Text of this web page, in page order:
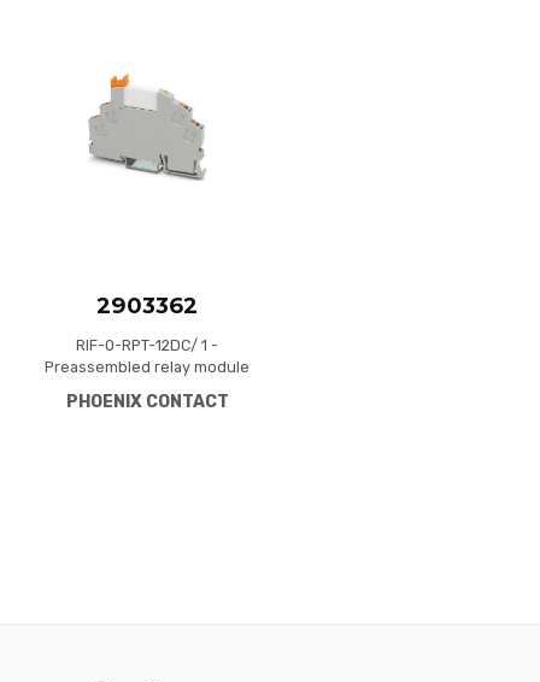
2903362
RIF-0-RPT-12DC/ 1 -
Preassembled relay module
consisting of: relay base
PHOENIX CONTACT